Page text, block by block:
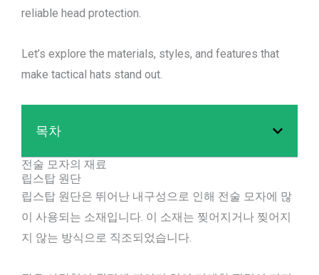
reliable head protection.
Let’s explore the materials, styles, and features that
make tactical hats stand out.
목차
전술 모자의 재료
립스탑 원단
립스탑 원단은 뛰어난 내구성으로 인해 전술 모자에 많
이 사용되는 소재입니다. 이 소재는 찢어지거나 찢어지
지 않는 방식으로 직조되었습니다.